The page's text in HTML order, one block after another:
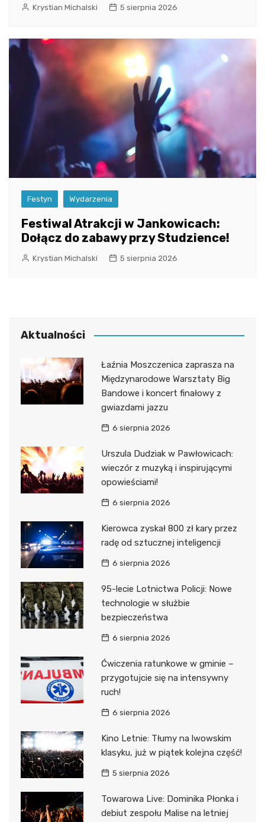
Krystian Michalski 5 sierpnia 2026
Festyn Wydarzenia
Festiwal Atrakcji w Jankowicach:
Dołącz do zabawy przy Studzience!
Krystian Michalski 5 sierpnia 2026
Aktualności
Łaźnia Moszczenica zaprasza na
Międzynarodowe Warsztaty Big
Bandowe i koncert finałowy z
gwiazdami jazzu
6 sierpnia 2026
Urszula Dudziak w Pawłowicach:
wieczór z muzyką i inspirującymi
opowieściami!
6 sierpnia 2026
Kierowca zyskał 800 zł kary przez
radę od sztucznej inteligencji
6 sierpnia 2026
95-lecie Lotnictwa Policji: Nowe
technologie w służbie
bezpieczeństwa
6 sierpnia 2026
Ćwiczenia ratunkowe w gminie –
przygotujcie się na intensywny
ruch!
6 sierpnia 2026
Kino Letnie: Tłumy na lwowskim
klasyku, już w piątek kolejna część!
5 sierpnia 2026
Towarowa Live: Dominika Płonka i
debiut zespołu Malise na letniej